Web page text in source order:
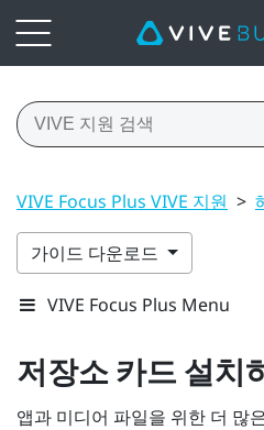
VIVE Focus Plus VIVE 지원 >
가이드 다운로드
VIVE Focus Plus Menu
저장소 카드 설치
앱과 미디어 파일을 위한 더 많